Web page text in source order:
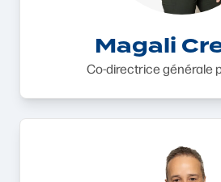
Magali
Co-directrice générale